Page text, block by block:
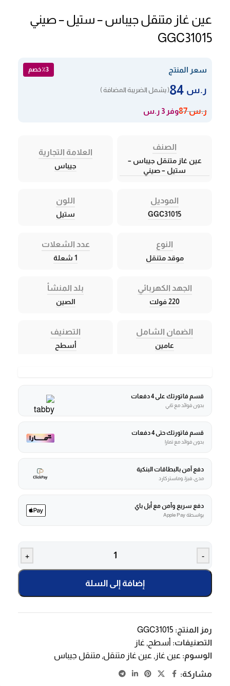
عين غاز متنقل جيباس – ستيل – صيني
GGC31015
سعر المنتج ٪3 خصم
ر.س ( يشمل الضريبة المضافة )
ر.س87 وفر 3 ر.س
الصنف
عين غاز متنقل جيباس –
ستيل – صيني
العلامة التجارية
جيباس
الموديل
GGC31015
اللون
ستيل
النوع
موقد متنقل
عدد الشعلات
1 شعلة
الجهد الكهربائي
220 فولت
بلد المنشأ
الصين
الضمان الشامل
عامين
التصنيف
أسطح
قسم فاتورتك على 4 دفعات
بدون فوائد مع تابي
قسم فاتورتك حتى 4 دفعات
بدون فوائد مع تمارا
دفع آمن بالبطاقات البنكية
مدى، فيزا، وماستركارد
دفع سريع وآمن مع أبل باي
بواسطة Apple Pay
-
+
إضافة إلى السلة
رمز المنتج: GGC31015
التصنيفات: أسطح , غاز
الوسوم: عين غاز , عين غاز متنقل, متنقل جيباس
مشاركة: